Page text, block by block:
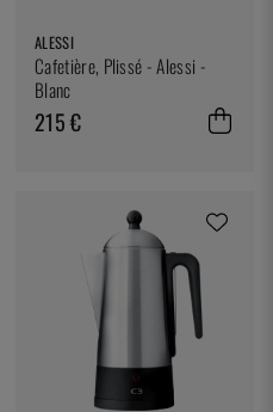
ALESSI
Cafetière, Plissé - Alessi -
Blanc
215 €